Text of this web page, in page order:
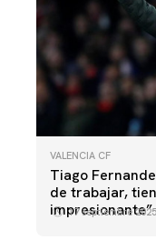
VALENCIA CF
Tiago
de trabajar,
impresionante”
17 septiembre 2025